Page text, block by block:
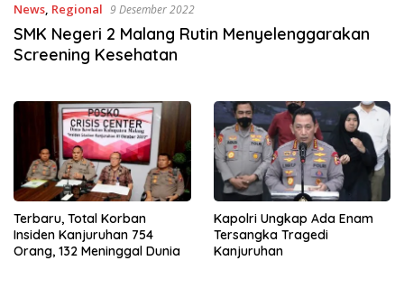
News, Regional 9 Desember 2022
SMK Negeri 2 Malang Rutin Menyelenggarakan
Screening Kesehatan
Terbaru, Total Korban
Insiden Kanjuruhan 754
Orang, 132 Meninggal Dunia
Kapolri Ungkap Ada Enam
Tersangka Tragedi
Kanjuruhan